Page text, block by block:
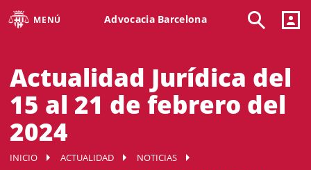
MENÚ Advocacia Barcelona
Actualidad Jurídica del
15 al 21 de febrero del
2024
INICIO ACTUALIDAD
NOTICIAS